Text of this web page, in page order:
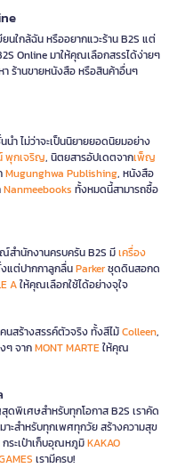
นใกล้ฉัน หรืออยากแวะร้าน B2S แต่
Online มาให้คุณเลือกสรรได้ง่ายๆ
ร้านขายหนังสือ หรือสินค้าอื่นๆ
ำ ไม่ว่าจะเป็นนิยายยอดนิยมอย่าง
พุกเจริญ, นิตยสารอัปเดตจากเพ็ญ
Mugunghwa Publishing, หนังสือ
Nanmeebooks ทั้งหมดนี้สามารถซื้อ
สำนักงานครบครัน B2S มีเครื่อง
แต่ปากกาลูกลื่นParkerชุดดินสอกด
Aให้คุณเลือกใช้ได้อย่างจุใจ
นสร้างสรรค์ตัวจริง ทั้งสีไม้Colleen,
ๆ จากMONT MARTEให้คุณ
พิเศษสำหรับทุกโอกาส B2S เราคัด
าะสำหรับทุกเพศทุกวัย สร้างความสุข
ระเป๋าเก็บอุณหภูมิKAKAO
เรามีครบ!